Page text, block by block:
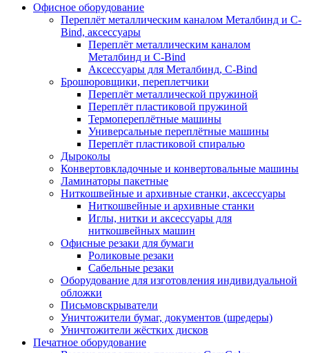
Офисное оборудование
Переплёт металлическим каналом Металбинд и C-
Bind, аксессуары
Переплёт металлическим каналом
Металбинд и C-Bind
Аксессуары для Металбинд, C-Bind
Брошюровщики, переплетчики
Переплёт металлической пружиной
Переплёт пластиковой пружиной
Термопереплётные машины
Универсальные переплётные машины
Переплёт пластиковой спиралью
Дыроколы
Конвертовкладочные и конвертовальные машины
Ламинаторы пакетные
Ниткошвейные и архивные станки, аксессуары
Ниткошвейные и архивные станки
Иглы, нитки и аксессуары для
ниткошвейных машин
Офисные резаки для бумаги
Роликовые резаки
Сабельные резаки
Оборудование для изготовления индивидуальной
обложки
Письмовскрыватели
Уничтожители бумаг, документов (шредеры)
Уничтожители жёстких дисков
Печатное оборудование